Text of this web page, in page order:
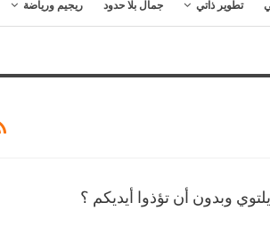
تطوير ذاتي جمال بلا حدود ريجيم ورياضة
وبدون أن تؤذوا أيديكم ؟